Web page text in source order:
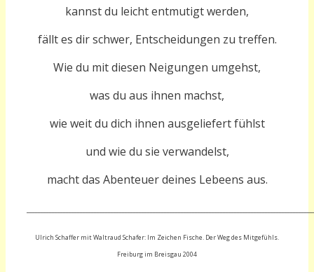
kannst du leicht entmutigt werden,
fällt es dir schwer, Entscheidungen zu treffen.
Wie du mit diesen Neigungen umgehst,
was du aus ihnen machst,
wie weit du dich ihnen ausgeliefert fühlst
und wie du sie verwandelst,
macht das Abenteuer deines Lebeens aus.
Ulrich Schaffer mit Waltraud Schafer: Im Zeichen Fische. Der Weg des Mitgefühls.
Freiburg im Breisgau 2004